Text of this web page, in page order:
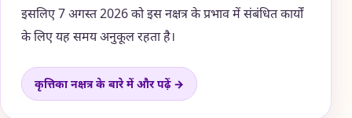
इसलिए 7 अगस्त 2026 को इस नक्षत्र के प्रभाव में संबंधित कार्यों
के लिए यह समय अनुकूल रहता है।
कृत्तिका नक्षत्र के बारे में और पढ़ें →